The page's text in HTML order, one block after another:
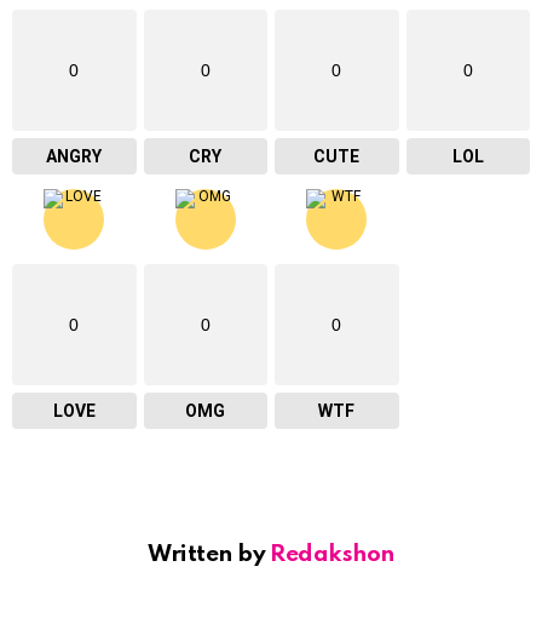
0
ANGRY
0
CRY
0
CUTE
0
LOL
0
LOVE
0
OMG
0
WTF
Written by Redakshon